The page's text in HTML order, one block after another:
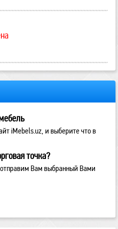
iMebels.uz, и выберите что в
точка?
Вам выбранный Вами